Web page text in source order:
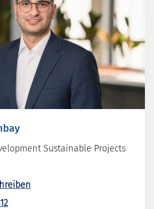
Sustainable Projects